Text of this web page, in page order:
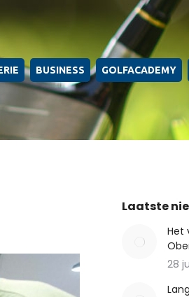
BUSINESS GOLFACADEMY
Laatste
Het
28